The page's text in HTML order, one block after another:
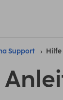
Support Hilfe